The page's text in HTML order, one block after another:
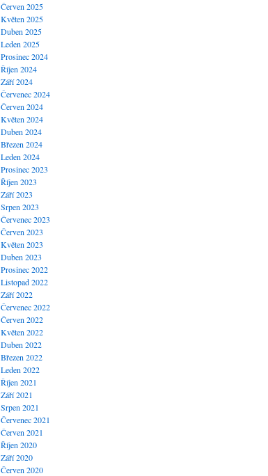
Červen 2025
Květen 2025
Duben 2025
Leden 2025
Prosinec 2024
Říjen 2024
Září 2024
Červenec 2024
Červen 2024
Květen 2024
Duben 2024
Březen 2024
Leden 2024
Prosinec 2023
Říjen 2023
Září 2023
Srpen 2023
Červenec 2023
Červen 2023
Květen 2023
Duben 2023
Prosinec 2022
Listopad 2022
Září 2022
Červenec 2022
Červen 2022
Květen 2022
Duben 2022
Březen 2022
Leden 2022
Říjen 2021
Září 2021
Srpen 2021
Červenec 2021
Červen 2021
Říjen 2020
Září 2020
Červen 2020